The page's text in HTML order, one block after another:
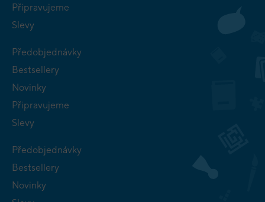
Připravujeme
Slevy
Předobjednávky
Bestsellery
Novinky
Připravujeme
Slevy
Předobjednávky
Bestsellery
Novinky